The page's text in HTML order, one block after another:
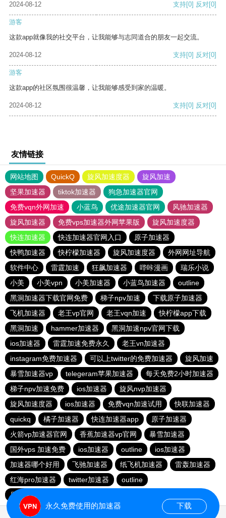
2024-08-12
支持[0] 反对[0]
游客
这款app就像我的社交平台，让我能够与志同道合的朋友一起交流。
2024-08-12 支持[0] 反对[0]
游客
这款app的社区氛围很温馨，让我能够感受到家的温暖。
2024-08-12 支持[0] 反对[0]
友情链接
网站地图 QuickQ 旋风加速度器
旋风加速
坚果加速器
tiktok加速器
狗急加速器官网
免费vqn外网加速
小蓝鸟 优途加速器官网
风驰加速器
旋风加速器
免费vps加速器外网苹果版
旋风加速度器
快连加速器
快连加速器官网入口
原子加速器
快鸭加速器
快柠檬加速器 旋风加速度器
外网网址导航
软件中心
雷霆加速 狂飙加速器 哔咔漫画
瑞乐小说
小美
小美vpn 小美加速器 小蓝鸟加速器
outline
黑洞加速器下载官网免费
梯子npv加速
下载原子加速器
飞机加速器
老王vp官网 老王vqn加速
快柠檬app下载
黑洞加速
hammer加速器
黑洞加速npv官网下载
ios加速器
雷霆加速免费永久
老王vn加速器
instagram免费加速器
可以上twitter的免费加速器
旋风加速
暴雪加速器vp
telegeram苹果加速器
每天免费2小时加速器
梯子npv加速免费
ios加速器
旋风nvp加速器
旋风加速度器
ios加速器 免费vqn加速试用
快联加速器
quickq
橘子加速器 快连加速器app
原子加速器
火箭vp加速器官网
香蕉加速器vp官网
暴雪加速器
国外vps 加速免费
ios加速器 outline
ios加速器
加速器哪个好用
飞驰加速器 纸飞机加速器
雷轰加速器
红海pro加速器
twitter加速器
outline
原子加速器app官方下载
永久免费使用的加速器 下载